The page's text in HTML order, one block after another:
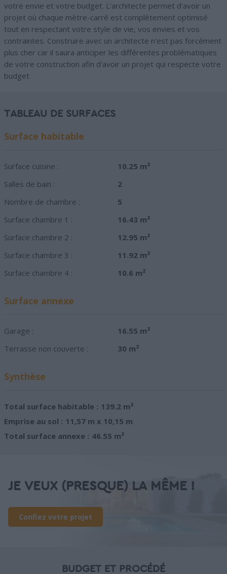
votre envie et votre budget. L'architecte permet d'avoir un
projet où chaque mètre-carré est complètement optimisé
tout en respectant votre style de vie, vos envies et vos
contraintes. Construire avec un architecte n'est pas forcément
plus cher car il saura anticiper les différentes problématiques
de votre construction afin d'avoir un projet qui respecte votre
budget
TABLEAU DE SURFACES
Surface habitable
Surface cuisine :
10.25 m²
Salles de bain :
2
Nombre de chambre :
5
Surface chambre 1 :
16.43 m²
Surface chambre 2 :
12.95 m²
Surface chambre 3 :
11.92 m²
Surface chambre 4 :
10.6 m²
Surface annexe
Garage :
16.55 m²
Terrasse non couverte :
30 m²
Synthèse
Total surface habitable : 139.2 m²
Emprise au sol : 11,57 m x 10,15 m
Total surface annexe : 46.55 m²
JE VEUX (PRESQUE) LA MÊME !
Confiez votre projet
BUDGET ET PROCÉDÉ